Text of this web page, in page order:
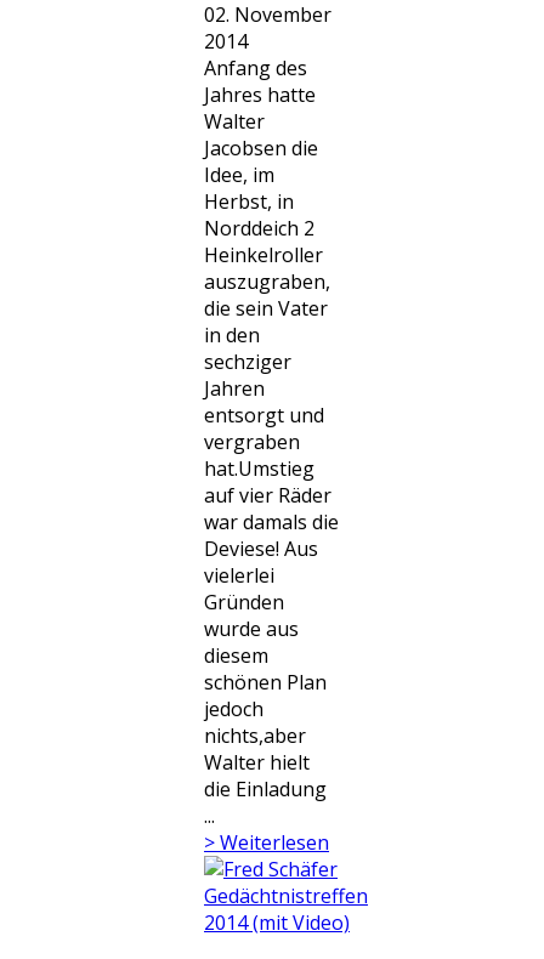
02. November
2014
Anfang des
Jahres hatte
Walter
Jacobsen die
Idee, im
Herbst, in
Norddeich 2
Heinkelroller
auszugraben,
die sein Vater
in den
sechziger
Jahren
entsorgt und
vergraben
hat.Umstieg
auf vier Räder
war damals die
Deviese! Aus
vielerlei
Gründen
wurde aus
diesem
schönen Plan
jedoch
nichts,aber
Walter hielt
die Einladung
...
> Weiterlesen